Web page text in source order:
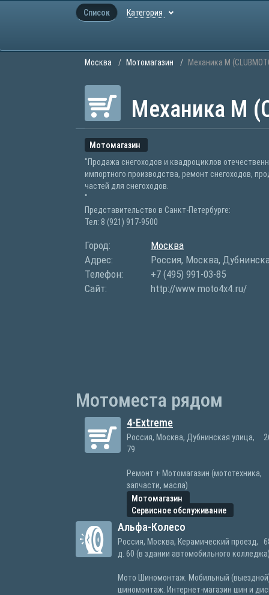
Список Категория
Москва Мотомагазин Механика М
Механика М
Мотомагазин
"Продажа снегоходов и квадроциклов
импортного производства, ремонт снегоходов,
частей для снегоходов.
"
Представительство в Санкт-Петербурге:
Тел: 8 (921) 917-9500
Город:
Москва
Адрес:
Россия, Москва,
Телефон:
+7 (495) 991-03-85
Сайт:
http://www.moto4x4.ru/
Мотоместа рядом
4-Extreme
Россия, Москва, Дубнинская улица,
79
Ремонт + Мотомагазин (мототехника,
запчасти, масла)
Мотомагазин
Сервисное обслуживание
Альфа-Колесо
Россия, Москва, Керамический проезд,
д. 60 (в здании автомобильного
Мото Шиномонтаж. Мобильный
шиномонтаж. Интернет-магазин шин и